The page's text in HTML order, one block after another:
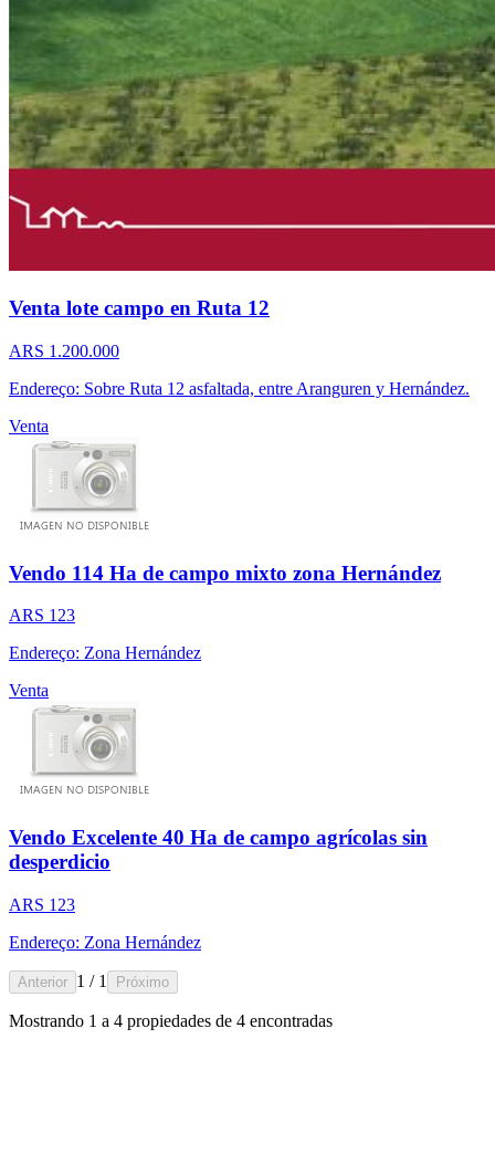
Venta lote campo en Ruta 12
ARS 1.200.000
Endereço: Sobre Ruta 12 asfaltada, entre Aranguren y Hernández.
Venta
Vendo 114 Ha de campo mixto zona Hernández
ARS 123
Endereço: Zona Hernández
Venta
Vendo Excelente 40 Ha de campo agrícolas sin
desperdicio
ARS 123
Endereço: Zona Hernández
Anterior 1 / 1 Próximo
Mostrando 1 a 4 propiedades de 4 encontradas